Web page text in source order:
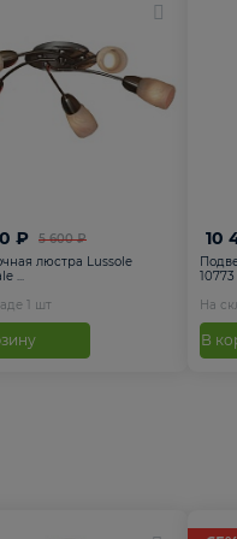
5 600 ₽
₽
люстра Lussole
...
1 шт
10
10773
На
В